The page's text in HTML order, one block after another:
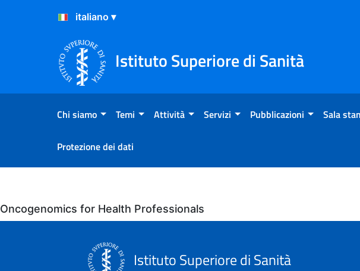
Salta al Contenuto
Salta al Footer
Istituto Superiore di Sanità
Chi siamo Temi Attività Servizi Pubblicazioni Sala
Protezione dei dati
Eventi
Oncogenomics for Health Professionals
Istituto Superiore di Sanità